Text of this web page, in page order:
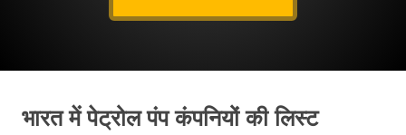
भारत में पेट्रोल पंप कंपनियों की लिस्ट